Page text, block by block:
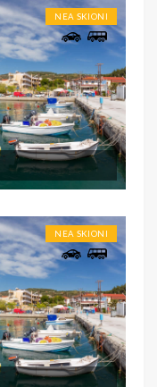
NEA SKIONI
NEA SKIONI